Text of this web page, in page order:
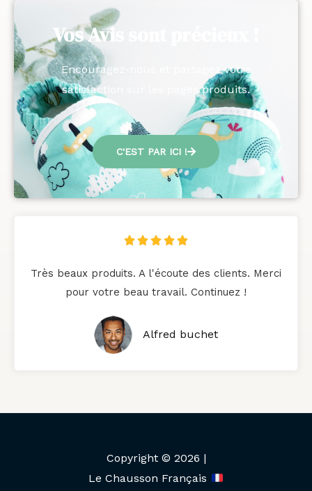
Vos Avis sont précieux !
Encouragez-nous et partagez votre
satisfaction sur les pages produits.
C'EST PAR ICI !
N
t
s
Très beaux produits. A l'écoute des clients. Merci
pour votre beau travail. Continuez !
Alfred buchet
Copyright © 2026 |
Le Chausson Français